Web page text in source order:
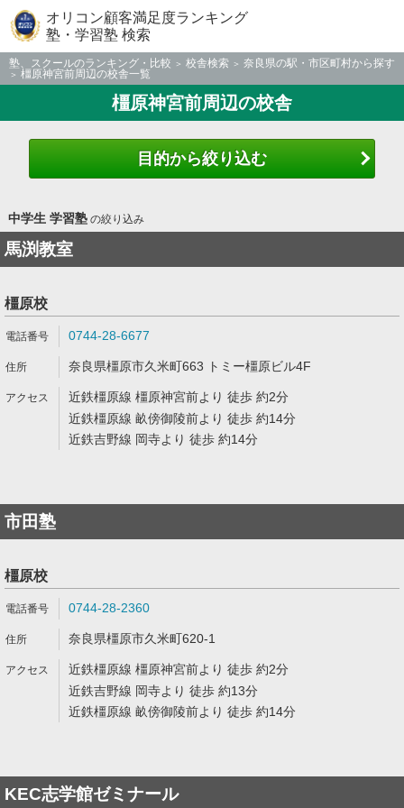
オリコン顧客満足度ランキング
塾・学習塾 検索
塾、スクールのランキング・比較 校舎検索
奈良県の駅・市区町村から探す
橿原神宮前周辺の校舎一覧
橿原神宮前周辺の校舎
目的から絞り込む
中学生 学習塾の絞り込み
馬渕教室
橿原校
0744-28-6677
奈良県橿原市久米町663 トミー橿原ビル4F
近鉄橿原線 橿原神宮前より 徒歩 約2分
近鉄橿原線 畝傍御陵前より 徒歩 約14分
近鉄吉野線 岡寺より 徒歩 約14分
市田塾
橿原校
0744-28-2360
奈良県橿原市久米町620-1
近鉄橿原線 橿原神宮前より 徒歩 約2分
近鉄吉野線 岡寺より 徒歩 約13分
近鉄橿原線 畝傍御陵前より 徒歩 約14分
KEC志学館ゼミナール